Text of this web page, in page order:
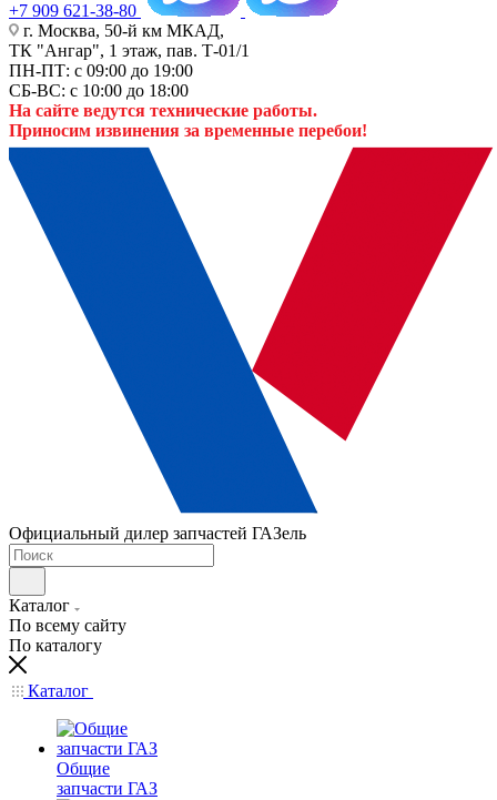
+7 909 621-38-80
г. Москва, 50-й км МКАД,
ТК "Ангар", 1 этаж, пав. Т-01/1
ПН-ПТ: с 09:00 до 19:00
СБ-ВС: с 10:00 до 18:00
На сайте ведутся технические работы.
Приносим извинения за временные перебои!
Официальный дилер запчастей ГАЗель
Каталог
По всему сайту
По каталогу
Каталог
Общие
запчасти ГАЗ